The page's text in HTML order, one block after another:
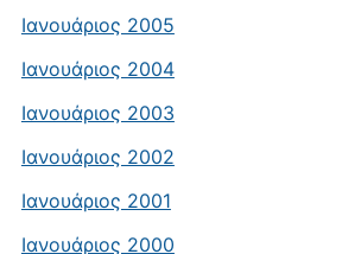
Ιανουάριος 2005
Ιανουάριος 2004
Ιανουάριος 2003
Ιανουάριος 2002
Ιανουάριος 2001
Ιανουάριος 2000